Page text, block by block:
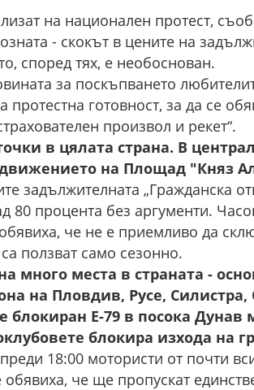
на национален протест,
- скокът в цените на
според тях, е необоснован.
за поскъпването
протестна готовност, за да се
произвол и рекет“.
в цялата страна. В
на Площад "Княз
задължителната „Гражданска
80 процента без аргументи.
че не е приемливо да
ползват само сезонно.
много места в страната -
на Пловдив, Русе, Силистра,
Е-79 в посока Дунав
блокира изхода на
18:00 мотористи от почти
обявиха, че ще пропускат